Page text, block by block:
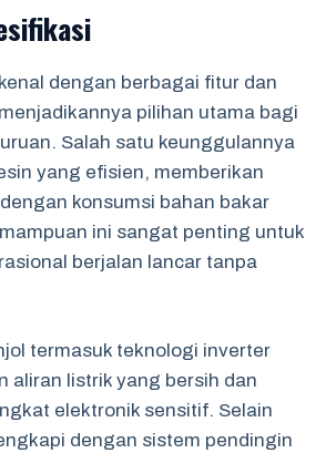
dengan berbagai fitur dan
pilihan utama bagi
Salah satu keunggulannya
yang efisien, memberikan
konsumsi bahan bakar
ini sangat penting untuk
berjalan lancar tanpa
termasuk teknologi inverter
aliran listrik yang bersih dan
elektronik sensitif. Selain
dengan sistem pendingin